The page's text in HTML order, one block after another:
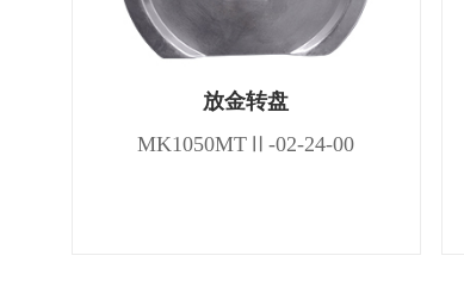
放金转盘
MK1050MTⅡ-02-24-00